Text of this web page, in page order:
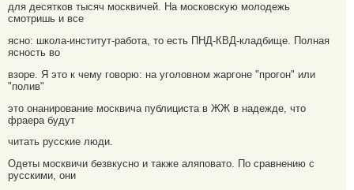
для десятков тысяч москвичей. На московскую молодежь
смотришь и все
ясно: школа-институт-работа, то есть ПНД-КВД-кладбище. Полная
ясность во
взоре. Я это к чему говорю: на уголовном жаргоне "прогон" или
"полив"
это онанирование москвича публициста в ЖЖ в надежде, что
фраера будут
читать русские люди.
Одеты москвичи безвкусно и также аляповато. По сравнению с
русскими, они